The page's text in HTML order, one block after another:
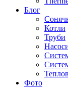
Блог
Котли
Труби
Фото